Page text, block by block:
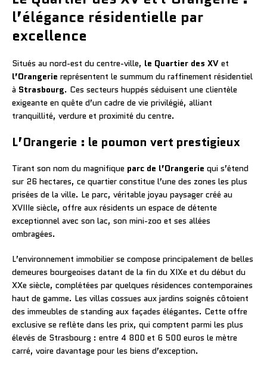
l’élégance résidentielle par
excellence
Situés au nord-est du centre-ville, le Quartier des XV et
l’Orangerie représentent le summum du raffinement résidentiel
à Strasbourg. Ces secteurs huppés séduisent une clientèle
exigeante en quête d’un cadre de vie privilégié, alliant
tranquillité, verdure et proximité du centre.
L’Orangerie : le poumon vert prestigieux
Tirant son nom du magnifique parc de l’Orangerie qui s’étend
sur 26 hectares, ce quartier constitue l’une des zones les plus
prisées de la ville. Le parc, véritable joyau paysager créé au
XVIIIe siècle, offre aux résidents un espace de détente
exceptionnel avec son lac, son mini-zoo et ses allées
ombragées.
L’environnement immobilier se compose principalement de belles
demeures bourgeoises datant de la fin du XIXe et du début du
XXe siècle, complétées par quelques résidences contemporaines
haut de gamme. Les villas cossues aux jardins soignés côtoient
des immeubles de standing aux façades élégantes. Cette offre
exclusive se reflète dans les prix, qui comptent parmi les plus
élevés de Strasbourg : entre 4 800 et 6 500 euros le mètre
carré, voire davantage pour les biens d’exception.